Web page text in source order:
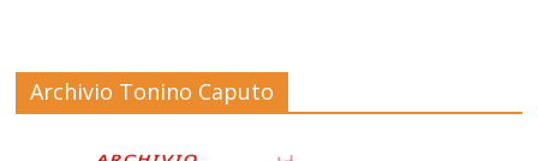
Archivio Tonino Caputo